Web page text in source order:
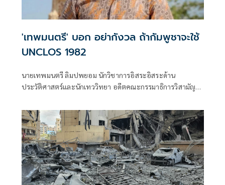
'เทพมนตรี' บอก อย่ากังวล ถ้ากัมพูชาจะใช้
UNCLOS 1982
นายเทพมนตรี ลิมปพยอม นักวิชาการอิสระอิสระด้าน
ประวัติศาสตร์และนักเทววิทยา อดีตคณะกรรมาธิการวิสามัญ
แทนราษฎร โพสต์เฟซบุ๊กกรณีครม.ยกเลิก MOU 44 แล้วใช้
อนุสัญญาสหประชาชาติว่าด้วยกฎหมายทางทะเล (UNCLOS)
ว่า ·